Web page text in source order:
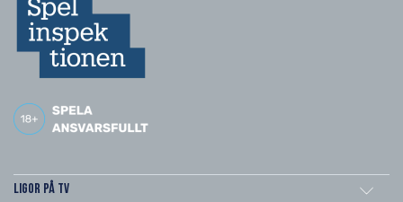
Ligor på TV